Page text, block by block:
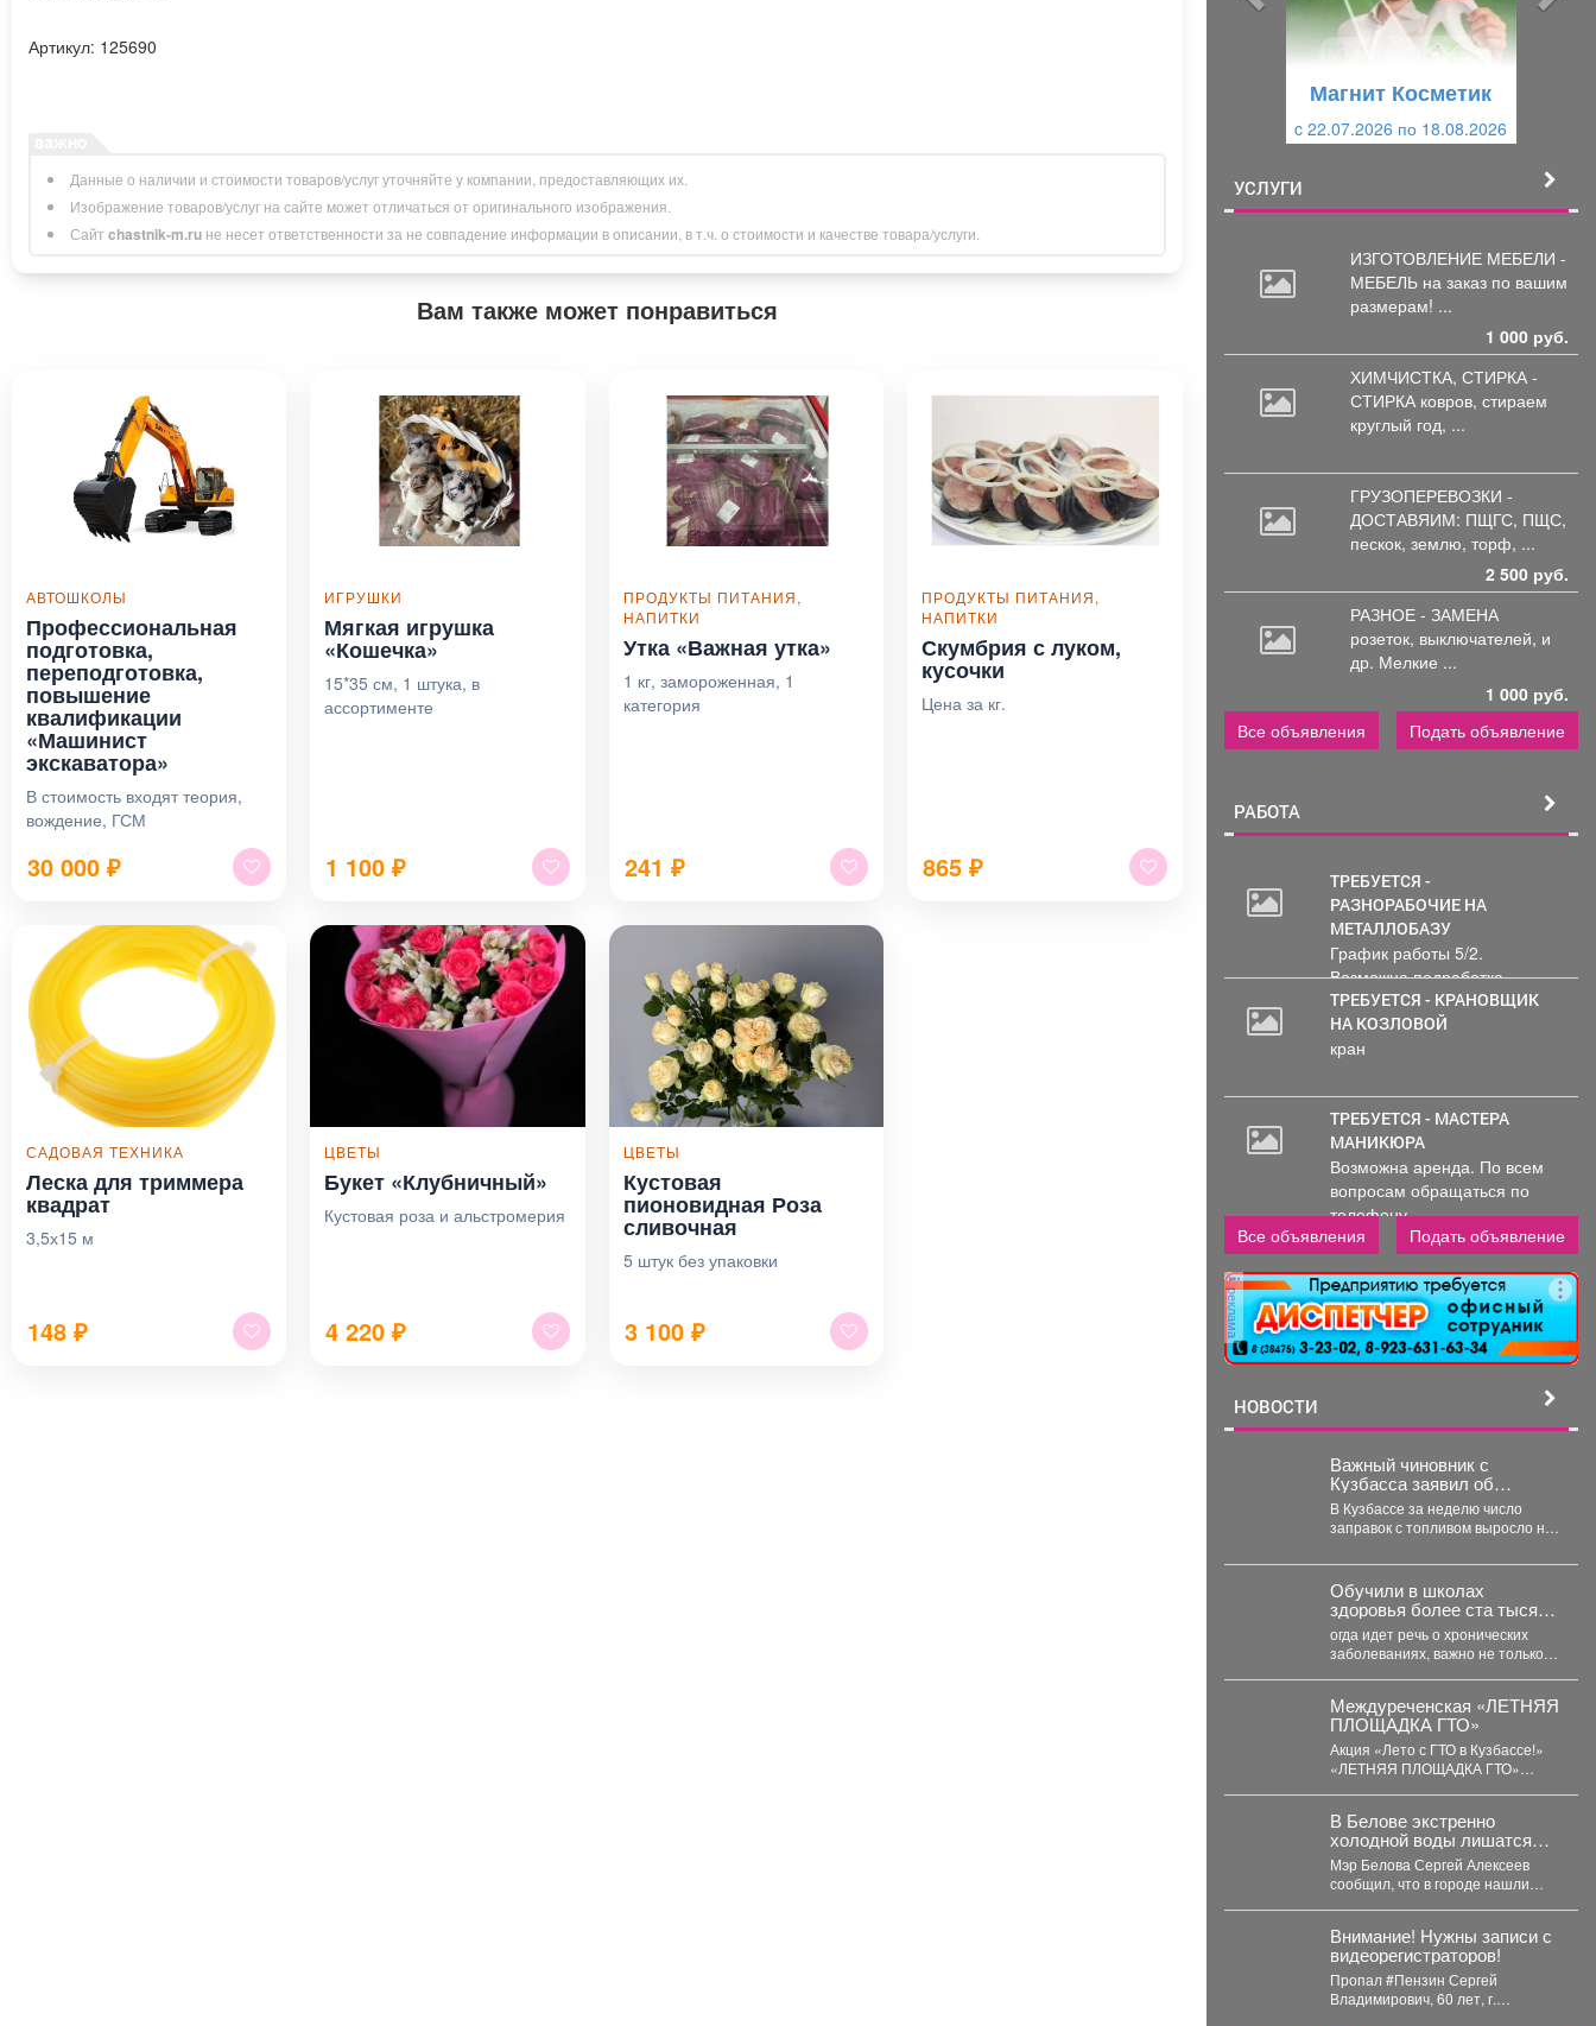
Артикул: 125690
Данные о наличии и стоимости товаров/услуг уточняйте у компании, предоставляющих их.
Изображение товаров/услуг на сайте может отличаться от оригинального изображения.
Сайт chastnik-m.ru не несет ответственности за не совпадение информации в описании, в т.ч. о стоимости и качестве товара/услуги.
Вам также может понравиться
АВТОШКОЛЫ
Профессиональная
подготовка,
переподготовка,
повышение
квалификации
«Машинист
экскаватора»
В стоимость входят теория,
вождение, ГСМ
30 000 ₽
ИГРУШКИ
Мягкая игрушка
«Кошечка»
15*35 см, 1 штука, в
ассортименте
1 100 ₽
ПРОДУКТЫ ПИТАНИЯ,
НАПИТКИ
Утка «Важная утка»
1 кг, замороженная, 1
категория
241 ₽
ПРОДУКТЫ ПИТАНИЯ,
НАПИТКИ
Скумбрия с луком,
кусочки
Цена за кг.
865 ₽
САДОВАЯ ТЕХНИКА
Леска для триммера
квадрат
3,5х15 м
148 ₽
ЦВЕТЫ
Букет «Клубничный»
Кустовая роза и альстромерия
4 220 ₽
ЦВЕТЫ
Кустовая
пионовидная Роза
сливочная
5 штук без упаковки
3 100₽
Магнит Косметик
c 22.07.2026 по 18.08.2026
УСЛУГИ
ИЗГОТОВЛЕНИЕ МЕБЕЛИ -
МЕБЕЛЬ на заказ по вашим
размерам! ...
1 000 руб.
ХИМЧИСТКА, СТИРКА -
СТИРКА ковров, стираем
круглый год, ...
ГРУЗОПЕРЕВОЗКИ -
ДОСТАВЯИМ: ПЩГС, ПЩС,
пескок, землю, торф, ...
2 500 руб.
РАЗНОЕ - ЗАМЕНА
розеток, выключателей, и
др. Мелкие ...
1 000 руб.
Все объявления
Подать объявление
РАБОТА
ТРЕБУЕТСЯ -
РАЗНОРАБОЧИЕ НА
МЕТАЛЛОБАЗУ
График работы 5/2.
Возможна подработка..
ТРЕБУЕТСЯ - КРАНОВЩИК
НА КОЗЛОВОЙ
кран
ТРЕБУЕТСЯ - МАСТЕРА
МАНИКЮРА
Возможна аренда. По всем
вопросам обращаться по
телефону..
Все объявления
Подать объявление
реклама
НОВОСТИ
Важный чиновник с
Кузбасса заявил об
изменениях с бензином
В Кузбассе за неделю число
заправок с топливом выросло на
Обучили в школах
здоровья более ста тысяч
кузбассовцев.
огда идет речь о хронических
заболеваниях, важно не только
Междуреченская «ЛЕТНЯЯ
ПЛОЩАДКА ГТО»
Акция «Лето с ГТО в Кузбассе!»
«ЛЕТНЯЯ ПЛОЩАДКА ГТО»
В Белове экстренно
холодной воды лишатся
тысячи жителей
Мэр Белова Сергей Алексеев
сообщил, что в городе нашли
Внимание! Нужны записи с
видеорегистраторов!
Пропал #Пензин Сергей
Владимирович, 60 лет, г.